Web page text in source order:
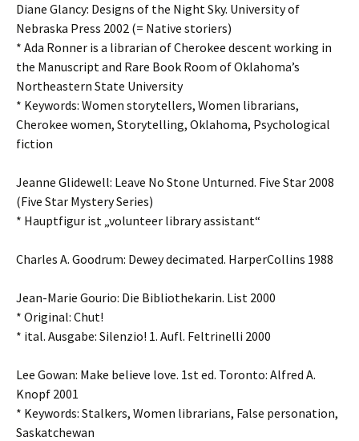
Diane Glancy: Designs of the Night Sky. University of
Nebraska Press 2002 (= Native storiers)
* Ada Ronner is a librarian of Cherokee descent working in
the Manuscript and Rare Book Room of Oklahoma’s
Northeastern State University
* Keywords: Women storytellers, Women librarians,
Cherokee women, Storytelling, Oklahoma, Psychological
fiction
Jeanne Glidewell: Leave No Stone Unturned. Five Star 2008
(Five Star Mystery Series)
* Hauptfigur ist „volunteer library assistant“
Charles A. Goodrum: Dewey decimated. HarperCollins 1988
Jean-Marie Gourio: Die Bibliothekarin. List 2000
* Original: Chut!
* ital. Ausgabe: Silenzio! 1. Aufl. Feltrinelli 2000
Lee Gowan: Make believe love. 1st ed. Toronto: Alfred A.
Knopf 2001
* Keywords: Stalkers, Women librarians, False personation,
Saskatchewan